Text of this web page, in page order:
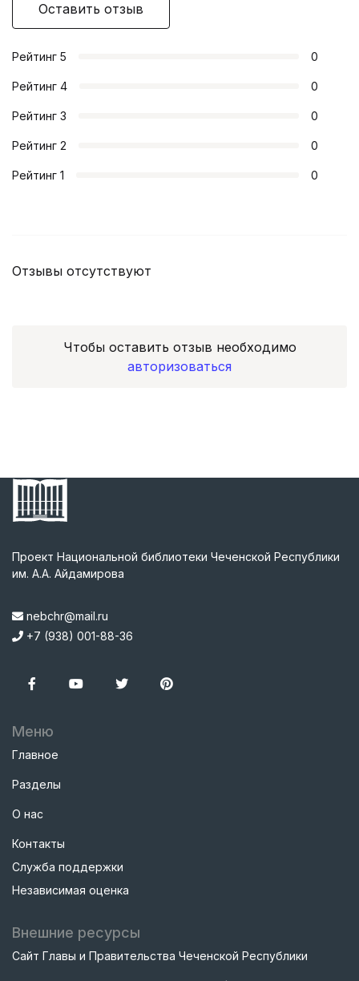
Оставить отзыв
Рейтинг 5 0
Рейтинг 4 0
Рейтинг 3 0
Рейтинг 2 0
Рейтинг 1 0
Отзывы отсутствуют
Чтобы оставить отзыв необходимо
авторизоваться
Проект Национальной библиотеки Чеченской Республики
им. А.А. Айдамирова
nebchr@mail.ru
+7 (938) 001-88-36
Меню
Главное
Разделы
О нас
Контакты
Служба поддержки
Независимая оценка
Внешние ресурсы
Сайт Главы и Правительства Чеченской Республики